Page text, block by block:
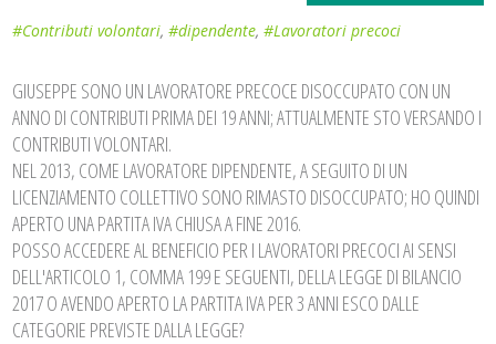
#Contributi volontari,#dipendente,#Lavoratori precoci
GIUSEPPE SONO UN LAVORATORE PRECOCE DISOCCUPATO CON UN
ANNO DI CONTRIBUTI PRIMA DEI 19 ANNI; ATTUALMENTE STO VERSANDO I
CONTRIBUTI VOLONTARI.
NEL 2013, COME LAVORATORE DIPENDENTE, A SEGUITO DI UN
LICENZIAMENTO COLLETTIVO SONO RIMASTO DISOCCUPATO; HO QUINDI
APERTO UNA PARTITA IVA CHIUSA A FINE 2016.
POSSO ACCEDERE AL BENEFICIO PER I LAVORATORI PRECOCI AI SENSI
DELL'ARTICOLO 1, COMMA 199 E SEGUENTI, DELLA LEGGE DI BILANCIO
2017 O AVENDO APERTO LA PARTITA IVA PER 3 ANNI ESCO DALLE
CATEGORIE PREVISTE DALLA LEGGE?